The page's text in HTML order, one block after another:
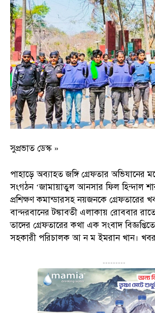
সুপ্রভাত ডেস্ক »
পাহাড়ে অব্যাহত জঙ্গি গ্রেফতার অভিযানের
সংগঠন ‘জামায়াতুল আনসার ফিল হিন্দাল
প্রশিক্ষণ কমান্ডারসহ নয়জনকে গ্রেফতারের
বান্দরবানের টঙ্কাবতী এলাকায় রোববার
তাদের গ্রেফতারের কথা এক সংবাদ
সহকারী পরিচালক আ ন ম ইমরান খান। খবর
---------